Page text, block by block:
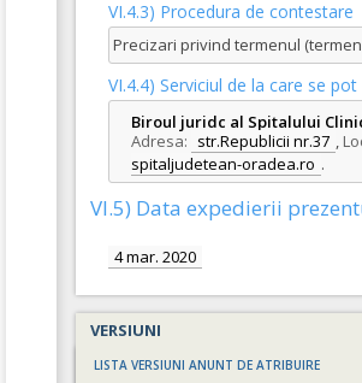
VI.4.3) Procedura de contestare
Precizari privind termenul
VI.4.4) Serviciul de la care se
Biroul juridc al Spitalului
Adresa: str.Republicii nr.37 ,
spitaljudetean-oradea.ro .
VI.5) Data expedierii
4 mar. 2020
VERSIUNI
LISTA VERSIUNI ANUNT DE ATRIBUIRE